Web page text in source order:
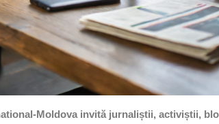
Moldova invită jurnaliștii, activiștii,